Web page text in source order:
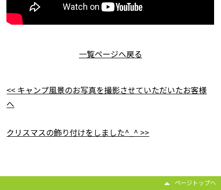
一覧ページへ戻る
<< キャンプ風景のお写真を撮影させていただいたお客様
へ
クリスマスの飾り付けをしました^_^ >>
ページトップヘ